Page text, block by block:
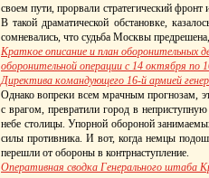
своем пути, прорвали стратегический
В такой драматической обстановке,
сомневались, что судьба Москвы
Краткое описание и план оборонительных
оборонительной операции с 14 октября
Директива командующего 16-й армией
Однако вопреки всем мрачным прогнозам,
с врагом, превратили город в
небе столицы. Упорной обороной
силы противника. И вот, когда немцы
перешли от обороны в контрнаступление.
Оперативная сводка Генерального